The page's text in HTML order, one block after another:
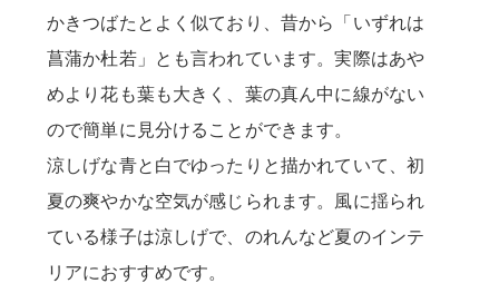
かきつばたとよく似ており、昔から「いずれは
菖蒲か杜若」とも言われています。実際はあや
めより花も葉も大きく、葉の真ん中に線がない
ので簡単に見分けることができます。
涼しげな青と白でゆったりと描かれていて、初
夏の爽やかな空気が感じられます。風に揺られ
ている様子は涼しげで、のれんなど夏のインテ
リアにおすすめです。